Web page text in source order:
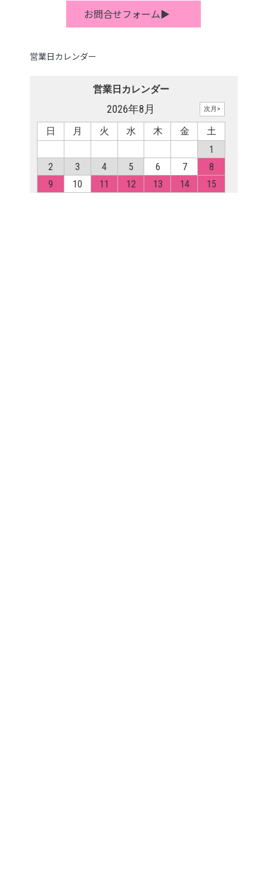
お問合せフォーム▶
営業日カレンダー